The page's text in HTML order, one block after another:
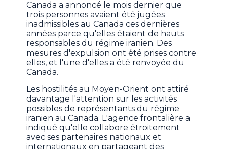
Canada a annoncé le mois dernier que
trois personnes avaient été jugées
inadmissibles au Canada ces dernières
années parce qu'elles étaient de hauts
responsables du régime iranien. Des
mesures d'expulsion ont été prises contre
elles, et l'une d'elles a été renvoyée du
Canada.
Les hostilités au Moyen-Orient ont attiré
davantage l'attention sur les activités
possibles de représentants du régime
iranien au Canada. L'agence frontalière a
indiqué qu'elle collabore étroitement
avec ses partenaires nationaux et
internationaux en partageant des